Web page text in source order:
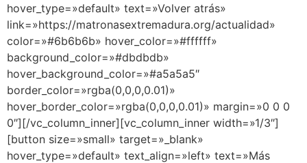
hover_type=»default» text=»Volver atrás»
link=»https://matronasextremadura.org/actualidad»
color=»#6b6b6b» hover_color=»#ffffff»
background_color=»#dbdbdb»
hover_background_color=»#a5a5a5″
border_color=»rgba(0,0,0,0.01)»
hover_border_color=»rgba(0,0,0,0.01)» margin=»0 0 0
0″][/vc_column_inner][vc_column_inner width=»1/3″]
[button size=»small» target=»_blank»
hover_type=»default» text_align=»left» text=»Más